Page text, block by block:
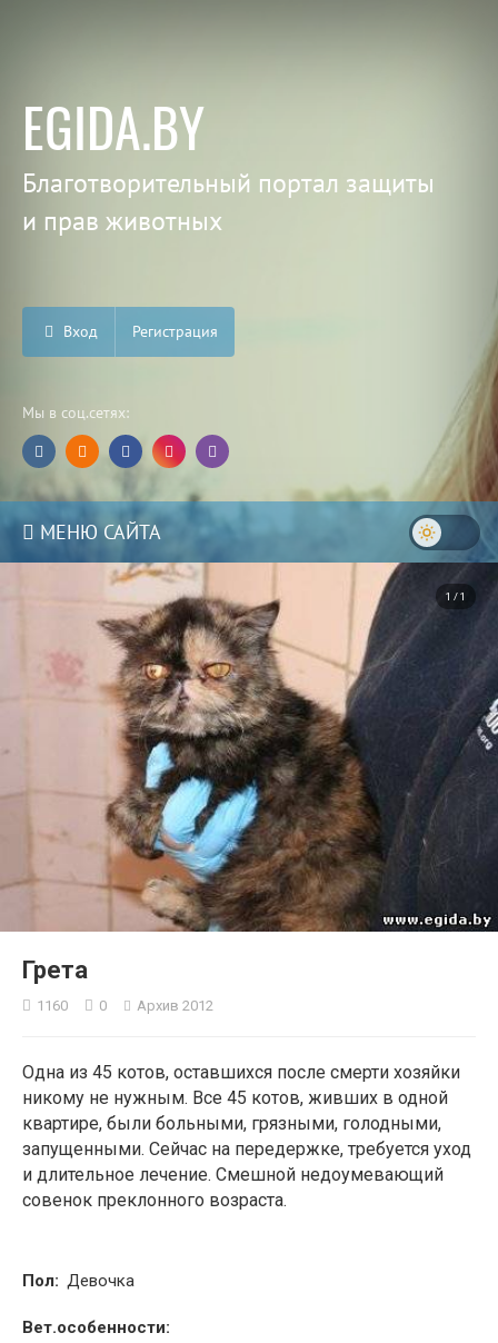
EGIDA.BY
Благотворительный портал защиты
и прав животных
Вход Регистрация
Мы в соц.сетях:
МЕНЮ САЙТА
1 / 1
Грета
1160 0 Архив 2012
Одна из 45 котов, оставшихся после смерти хозяйки
никому не нужным. Все 45 котов, живших в одной
квартире, были больными, грязными, голодными,
запущенными. Сейчас на передержке, требуется уход
и длительное лечение. Смешной недоумевающий
совенок преклонного возраста.
Пол: Девочка
Вет.особенности: